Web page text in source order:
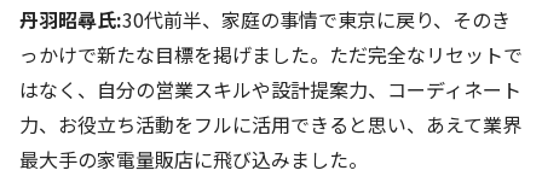
丹羽昭尋氏:30代前半、家庭の事情で東京に戻り、そのき
っかけで新たな目標を掲げました。ただ完全なリセットで
はなく、自分の営業スキルや設計提案力、コーディネート
力、お役立ち活動をフルに活用できると思い、あえて業界
最大手の家電量販店に飛び込みました。